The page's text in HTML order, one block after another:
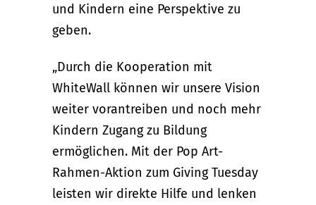
und Kindern eine Perspektive zu
geben.
„Durch die Kooperation mit
WhiteWall können wir unsere Vision
weiter vorantreiben und noch mehr
Kindern Zugang zu Bildung
ermöglichen. Mit der Pop Art-
Rahmen-Aktion zum Giving Tuesday
leisten wir direkte Hilfe und lenken